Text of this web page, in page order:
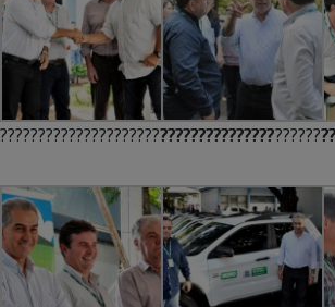
????????????????????????????????????